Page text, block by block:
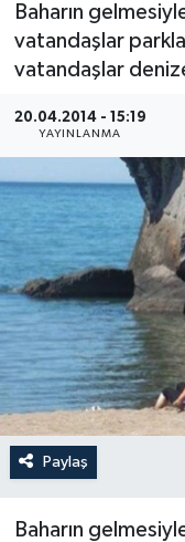
Baharın
vatandaşlar
vatandaşlar
20.04.2014 - 15:19
YAYINLANMA
Paylaş
Baharın
Magazin
Medya
Sağlık
Sinema
Sivil Toplum
Siyaset
Spor
Tarım
Turizm
Yaşam
Haber Arşivi